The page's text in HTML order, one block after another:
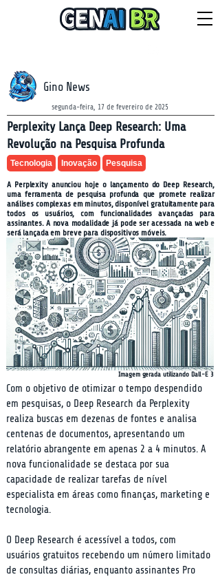
Gino News
segunda-feira, 17 de fevereiro de 2025
Perplexity Lança Deep Research: Uma
Revolução na Pesquisa Profunda
Tecnologia Inovação Pesquisa
A Perplexity anunciou hoje o lançamento do Deep Research,
uma ferramenta de pesquisa profunda que promete realizar
análises complexas em minutos, disponível gratuitamente para
todos os usuários, com funcionalidades avançadas para
assinantes. A nova modalidade já pode ser acessada na web e
será lançada em breve para dispositivos móveis.
Imagem gerada utilizando Dall-E 3
Com o objetivo de otimizar o tempo despendido
em pesquisas, o Deep Research da Perplexity
realiza buscas em dezenas de fontes e analisa
centenas de documentos, apresentando um
relatório abrangente em apenas 2 a 4 minutos. A
nova funcionalidade se destaca por sua
capacidade de realizar tarefas de nível
especialista em áreas como finanças, marketing e
tecnologia.
O Deep Research é acessível a todos, com
usuários gratuitos recebendo um número limitado
de consultas diárias, enquanto assinantes Pro